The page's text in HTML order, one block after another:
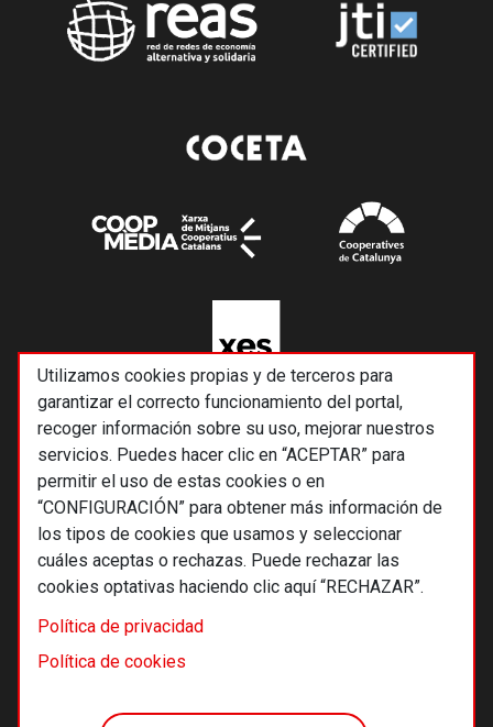
Utilizamos cookies propias y de terceros para
garantizar el correcto funcionamiento del portal,
recoger información sobre su uso, mejorar nuestros
servicios. Puedes hacer clic en “ACEPTAR” para
permitir el uso de estas cookies o en
“CONFIGURACIÓN” para obtener más información de
los tipos de cookies que usamos y seleccionar
cuáles aceptas o rechazas. Puede rechazar las
cookies optativas haciendo clic aquí “RECHAZAR”.
Política de privacidad
Política de cookies
© 2026 Alternativas económicas SCCL
Footer
Términos y condiciones de uso
Política de cookies